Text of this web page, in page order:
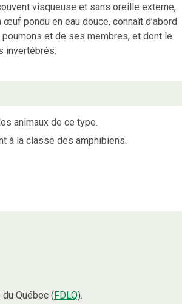
visqueuse et sans oreille externe,
pondu en eau douce, connaît d’abord
et de ses membres, et dont le
invertébrés.
animaux de ce type.
à la classe des amphibiens.
Québec (FDLQ).